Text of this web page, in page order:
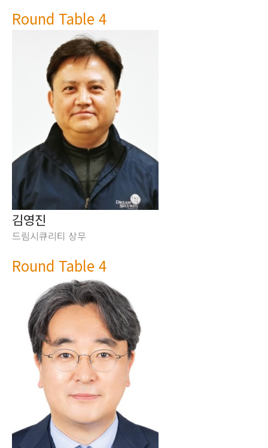
Round Table 4
김영진
드림시큐리티 상무
Round Table 4